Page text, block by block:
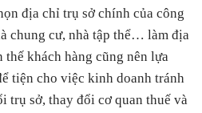
địa chỉ trụ sở chính của công
chung cư, nhà tập thể… làm địa
khách hàng cũng nên lựa
tiện cho việc kinh doanh tránh
trụ sở, thay đổi cơ quan thuế và